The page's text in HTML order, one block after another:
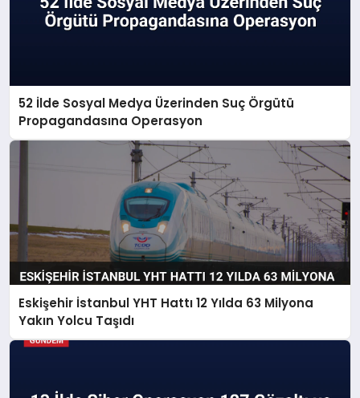
52 İlde Sosyal Medya Üzerinden Suç Örgütü
Propagandasına Operasyon
Eskişehir İstanbul YHT Hattı 12 Yılda 63 Milyona
Yakın Yolcu Taşıdı